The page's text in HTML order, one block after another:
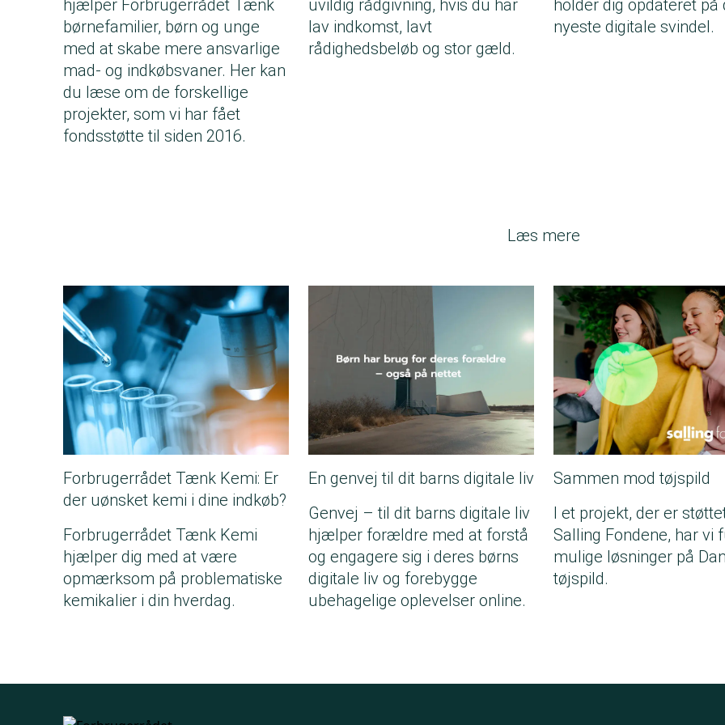
hjælper Forbrugerrådet Tænk
børnefamilier, børn og unge
med at skabe mere ansvarlige
mad- og indkøbsvaner. Her kan
du læse om de forskellige
projekter, som vi har fået
fondsstøtte til siden 2016.
uvildig rådgivning, hvis du har
lav indkomst, lavt
rådighedsbeløb og stor gæld.
holder dig opdateret på
nyeste digitale svindel.
Læs mere
Forbrugerrådet Tænk Kemi: Er
der uønsket kemi i dine indkøb?
Forbrugerrådet Tænk Kemi
hjælper dig med at være
opmærksom på problematiske
kemikalier i din hverdag.
En genvej til dit barns digitale liv
Genvej – til dit barns digitale liv
hjælper forældre med at forstå
og engagere sig i deres børns
digitale liv og forebygge
ubehagelige oplevelser online.
Sammen mod tøjspild
I et projekt, der er
Salling Fondene, har vi
mulige løsninger på
tøjspild.